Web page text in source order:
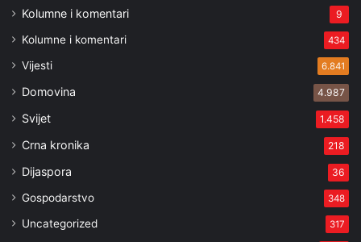
Kolumne i komentari 9
Kolumne i komentari 434
Vijesti 6.841
Domovina 4.987
Svijet 1.458
Crna kronika 218
Dijaspora 36
Gospodarstvo 348
Uncategorized 317